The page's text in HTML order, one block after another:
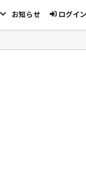
お知らせ ログイン